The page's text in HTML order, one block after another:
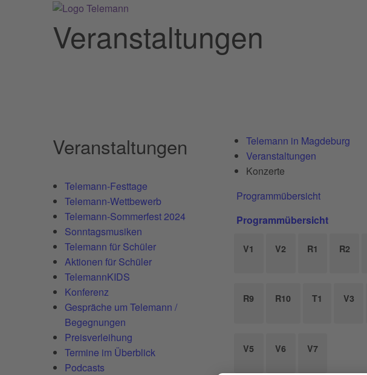
Veranstaltungen
Veranstaltungen
Telemann-Festtage
Telemann-Wettbewerb
Telemann-Sommerfest 2024
Sonntagsmusiken
Telemann für Schüler
Aktionen für Schüler
TelemannKIDS
Konferenz
Gespräche um Telemann /
Begegnungen
Preisverleihung
Termine im Überblick
Podcasts
Telemann in Magdeburg
Veranstaltungen
Konzerte
Programmübersicht
Programmübersicht
V1 V2 R1 R2
R9 R10 T1 V3
V5 V6 V7